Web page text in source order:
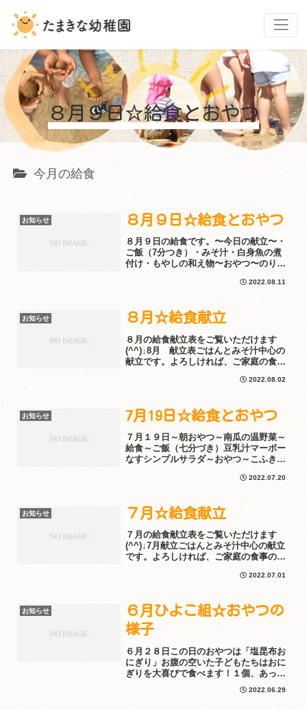
８月９日☆給食とおやつ
今月の給食
お知らせ ８月９日☆給食とおやつ
８月９日の給食です。〜今日の献立〜・
ご飯（7分つき）・みそ汁・白身魚の煮
付け・もやしの和え物〜おやつ〜のりお
とっても喜んで食べています(^^)/園のイ
アップしていますよ...
2022.08.11
お知らせ ８月☆給食献立
８月の給食献立表をご覧いただけます
(^^)↓8月 献立表ごはんとみそ汁中心の
献立です。よろしければ、ご家庭の食事
グラムでは毎日の給食とおやつをアップ
2022.08.02
お知らせ 7月19日☆給食とおやつ
７月１９日～朝おやつ～南瓜の温野菜～
給食～ご飯（七分づき）豆乳汁マーボー
なすシンプルサラダ～おやつ～こふき芋
やつをアップしています♪ぜひ見てくだ
2022.07.20
お知らせ ７月☆給食献立
７月の給食献立表をご覧いただけます
(^^)↓7月献立ごはんとみそ汁中心の献立
です。よろしければ、ご家庭の食事の参
ムでは毎日の給食とおやつをアップして
2022.07.01
お知らせ
６月ひよこ組☆おやつの
様子
６月２８日この日のおやつは「塩昆布お
にぎり」お腹の空いた子どもたちはおに
ぎりを大喜びで食べます！１個、あっと
は「四度目の食事」。たまきな幼稚園で
2022.06.29